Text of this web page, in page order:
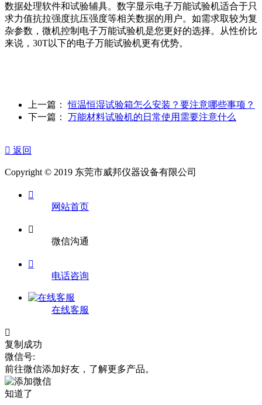
数据处理软件和试验辅具。数字显示电子万能试验机适合于只
求力值抗拉强度抗压强度等相关数据的用户。如需求取较为复
杂参数，微机控制电子万能试验机是您更好的选择。从性价比
来说，30T以下的电子万能试验机更有优势。
上一篇：恒温恒湿试验箱怎么安装？要注意哪些事项？
下一篇： 万能材料试验机的日常使用需要注意什么
 返回
Copyright © 2019 东莞市威邦仪器设备有限公司

网站首页

微信沟通

电话咨询
在线客服

复制成功
微信号:
前往微信添加好友，了解更多产品。
知道了